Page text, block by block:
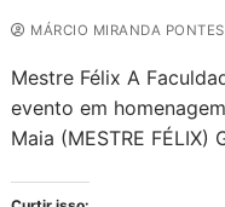
MÁRCIO MIRANDA PONTES
Mestre Félix A
evento em
Maia (MESTRE